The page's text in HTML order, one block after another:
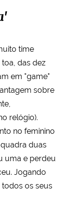
time
das dez
em "game"
sobre
relógio).
no feminino
duas
uma e perdeu
Jogando
todos os seus